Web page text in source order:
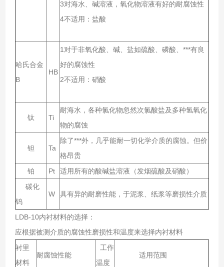
3对海水、碱溶液，氧化物溶液有好的耐腐蚀性
4不适用：盐酸
哈氏合金
B
HB
1对于非氧化酸、碱、盐如硫酸、磷酸、***有良
好的腐蚀性
2不适用：硝酸
钛 Ti
耐海水，各种氯化物忽然次氯酸盐及多种氢氧化
物的腐蚀
钽 Ta
除了***外，几乎能耐一切化学介质的腐蚀。但价
格昂贵
铂
Pt
适用所有的酸碱盐溶液（发烟硫酸及硝酸）
碳化
钨
W 具有异的耐磨性能，于泥浆、纸浆等磨损性介质
LDB-10内衬材料的选择：
应根据被测介质的腐蚀性磨损性和温度来选择内衬材料
衬里
材料
耐腐蚀性能
工作
温度
适用范围